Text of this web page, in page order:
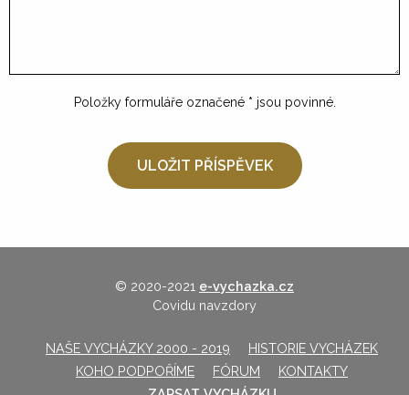
Položky formuláře označené * jsou povinné.
© 2020-2021 e-vychazka.cz
Covidu navzdory
NAŠE VYCHÁZKY 2000 - 2019
HISTORIE VYCHÁZEK
KOHO PODPOŘÍME
FÓRUM
KONTAKTY